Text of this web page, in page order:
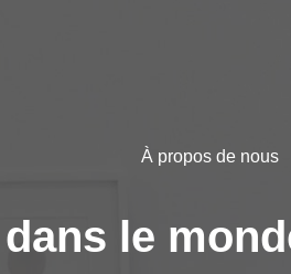
À propos de nous
le